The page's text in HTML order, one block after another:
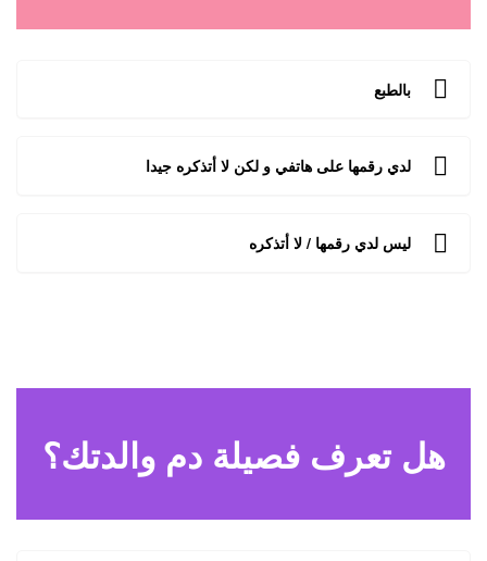
بالطبع
لدي رقمها على هاتفي و لكن لا أتذكره جيدا
ليس لدي رقمها / لا أتذكره
هل تعرف فصيلة دم والدتك؟